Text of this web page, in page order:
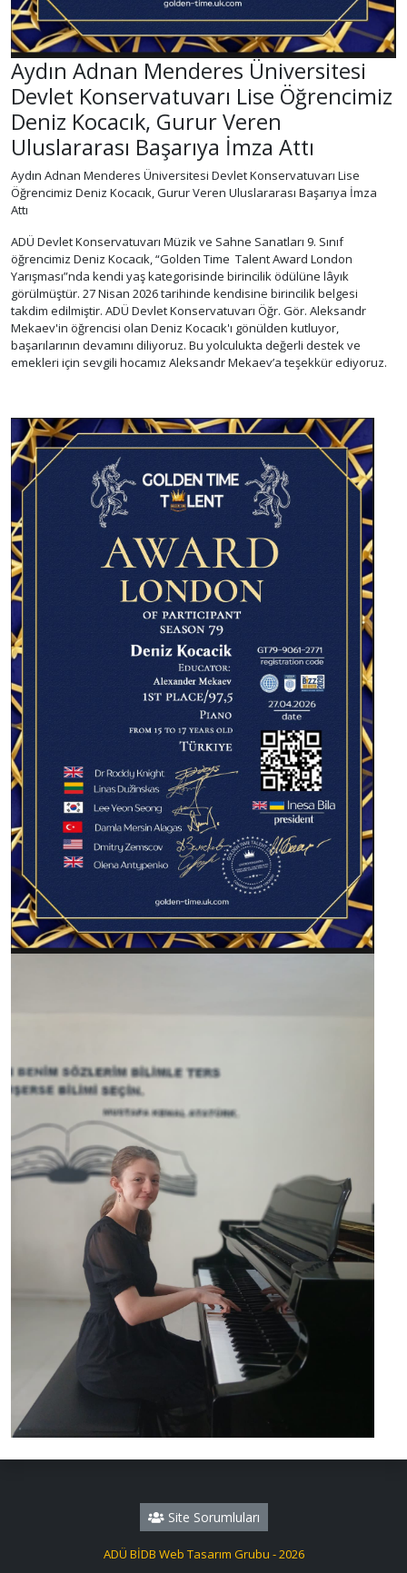
Aydın Adnan Menderes Üniversitesi
Devlet Konservatuvarı Lise Öğrencimiz
Deniz Kocacık, Gurur Veren
Uluslararası Başarıya İmza Attı
Aydın Adnan Menderes Üniversitesi Devlet Konservatuvarı Lise
Öğrencimiz Deniz Kocacık, Gurur Veren Uluslararası Başarıya İmza
Attı
ADÜ Devlet Konservatuvarı Müzik ve Sahne Sanatları 9. Sınıf
öğrencimiz Deniz Kocacık, “Golden Time Talent Award London
Yarışması”nda kendi yaş kategorisinde birincilik ödülüne lâyık
görülmüştür. 27 Nisan 2026 tarihinde kendisine birincilik belgesi
takdim edilmiştir. ADÜ Devlet Konservatuvarı Öğr. Gör. Aleksandr
Mekaev'in öğrencisi olan Deniz Kocacık'ı gönülden kutluyor,
başarılarının devamını diliyoruz. Bu yolculukta değerli destek ve
emekleri için sevgili hocamız Aleksandr Mekaev’a teşekkür ediyoruz.
Site Sorumluları
ADÜ BİDB Web Tasarım Grubu - 2026